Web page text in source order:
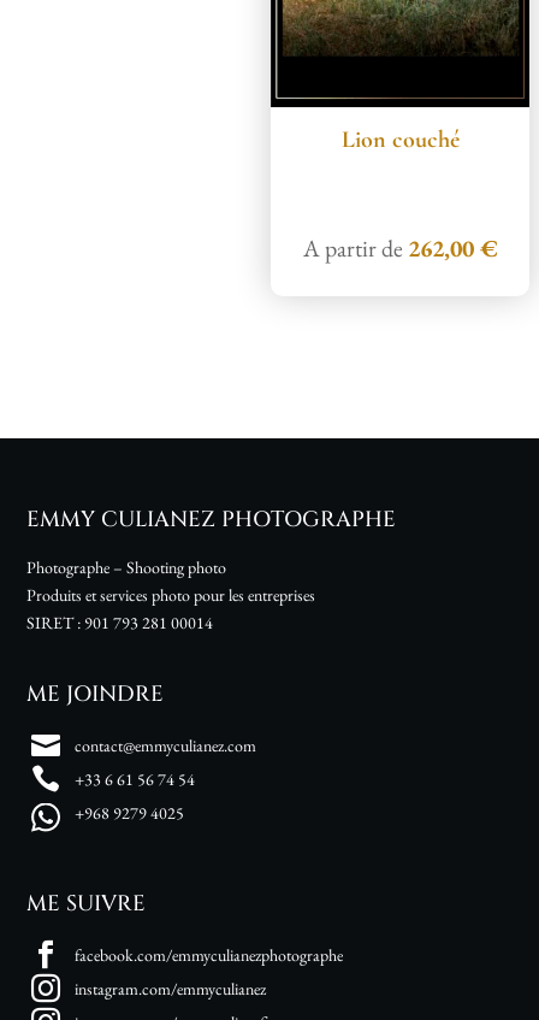
Lion couché
A partir de 262,00€
EMMY CULIANEZ PHOTOGRAPHE
Photographe – Shooting photo
Produits et services photo pour les entreprises
SIRET : 901 793 281 00014
ME JOINDRE
contact@emmyculianez.com
+33 6 61 56 74 54
+968 9279 4025
ME SUIVRE
facebook.com/emmyculianezphotographe
instagram.com/emmyculianez